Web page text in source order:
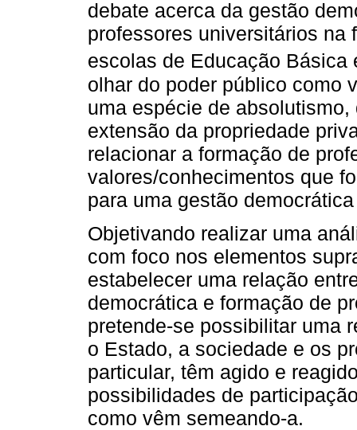
debate acerca da gestão
professores universitários na
escolas de Educação Básica
olhar do poder público como
uma espécie de
extensão da propriedade
relacionar a formação de
valores/conhecimentos que
para uma gestão
Objetivando realizar uma
com foco nos elementos
estabelecer uma relação
democrática e formação de
pretende-se possibilitar uma
o Estado, a sociedade e os
particular, têm agido e
possibilidades de
como vêm semeando-a.